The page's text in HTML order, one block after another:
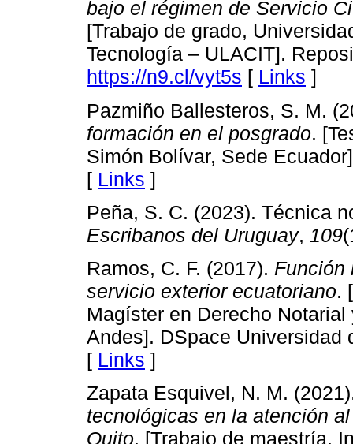
bajo el régimen de Servicio
[Trabajo de grado,
Tecnología ‒ ULACIT].
https://n9.cl/vyt5s [ Links ]
Pazmiño Ballesteros, S. M.
formación en el posgrado.
Simón Bolívar, Sede
[ Links ]
Peña, S. C. (2023). Técnica
Escribanos del Uruguay, 109
Ramos, C. F. (2017). Función
servicio exterior ecuatoriano.
Magíster en Derecho
Andes]. DSpace Universidad
[ Links ]
Zapata Esquivel, N. M.
tecnológicas en la atención
Quito. [Trabajo de maestría,